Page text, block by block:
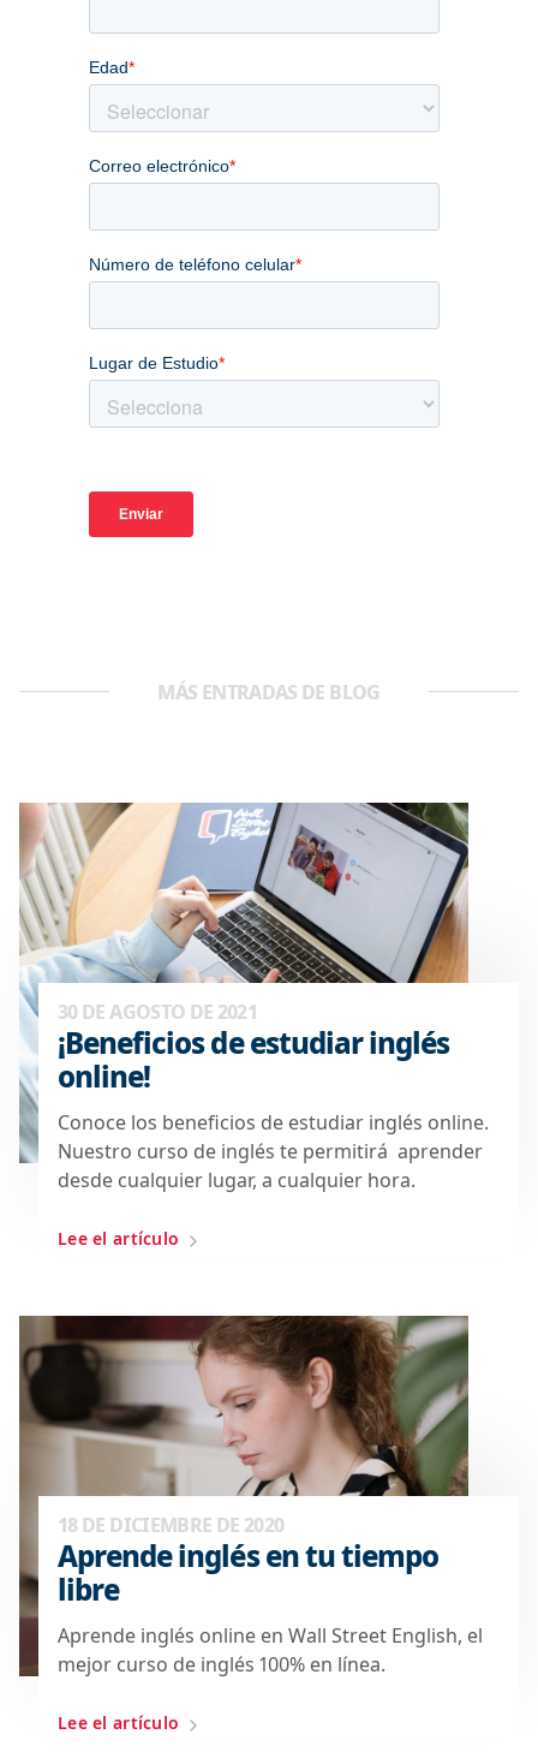
MÁS ENTRADAS DE BLOG
30 DE AGOSTO DE 2021
¡Beneficios de estudiar inglés
online!
Conoce los beneficios de estudiar inglés online.
Nuestro curso de inglés te permitirá aprender
desde cualquier lugar, a cualquier hora.
Lee el artículo
18 DE DICIEMBRE DE 2020
Aprende inglés en tu tiempo
libre
Aprende inglés online en Wall Street English, el
mejor curso de inglés 100% en línea.
Lee el artículo